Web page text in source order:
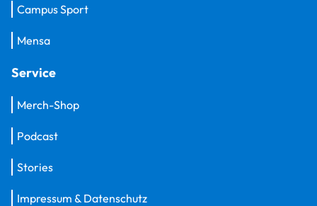
Campus Sport
Mensa
Service
Merch-Shop
Podcast
Stories
Impressum & Datenschutz